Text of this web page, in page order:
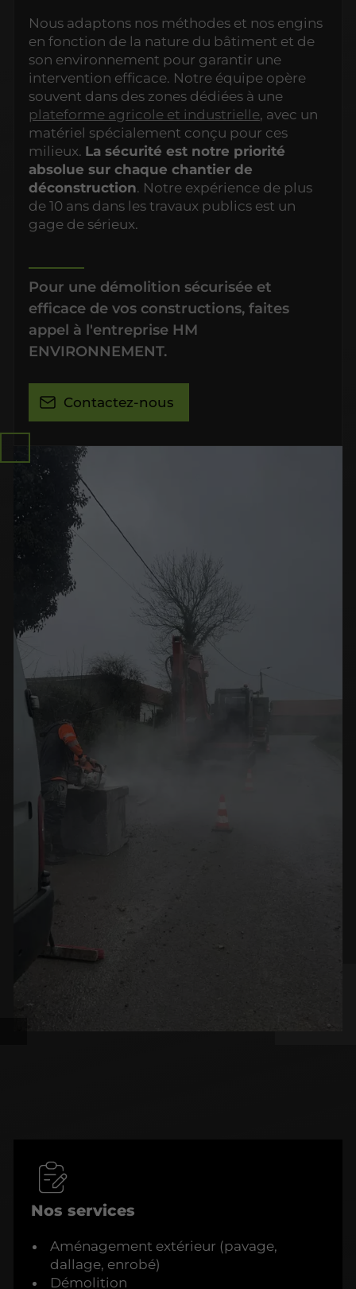
Nous adaptons nos méthodes et nos engins
en fonction de la nature du bâtiment et de
son environnement pour garantir une
intervention efficace. Notre équipe opère
souvent dans des zones dédiées à une
plateforme agricole et industrielle, avec un
matériel spécialement conçu pour ces
milieux. La sécurité est notre priorité
absolue sur chaque chantier de
déconstruction. Notre expérience de plus
de 10 ans dans les travaux publics est un
gage de sérieux.
Pour une démolition sécurisée et
efficace de vos constructions, faites
appel à l'entreprise HM
ENVIRONNEMENT.
Contactez-nous
Nos services
Aménagement extérieur (pavage,
dallage, enrobé)
Démolition